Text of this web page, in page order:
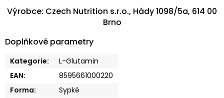
Výrobce: Czech Nutrition s.r.o., Hády 1098/5a, 614 00
Brno
Doplňkové parametry
Kategorie:
L-Glutamin
EAN:
8595661000220
Forma:
Sypké